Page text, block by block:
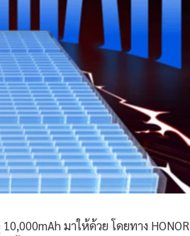
มาให้ด้วย โดยทาง HONOR